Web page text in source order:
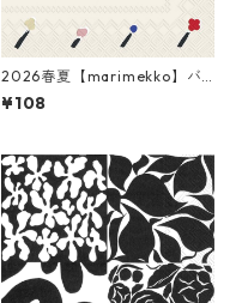
2026春夏【marimekko】バ
ラ売り2枚 カクテルサイズ ペ
ーパーナプキン Ilo クリーム
¥108